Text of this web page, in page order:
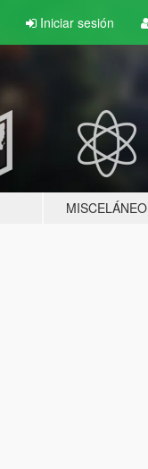
Iniciar sesión
MISCELÁNEO